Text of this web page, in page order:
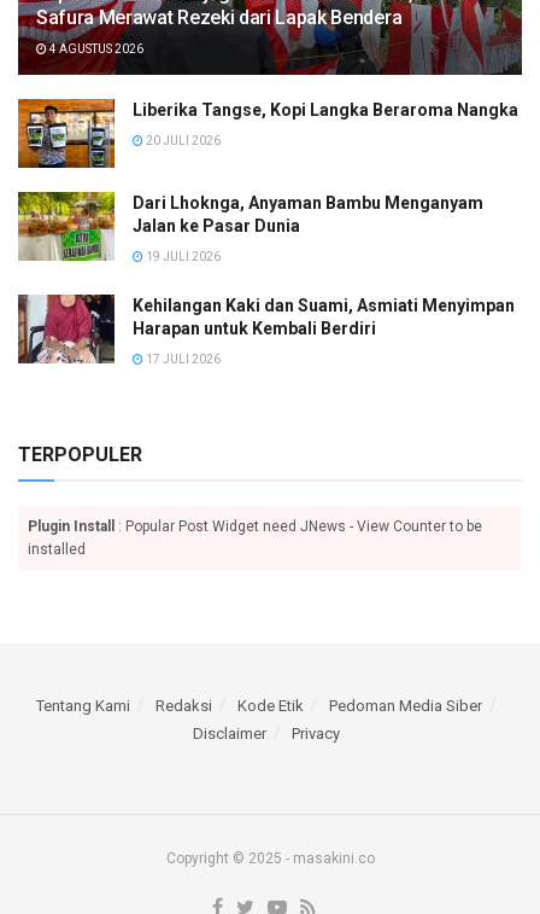
Safura Merawat Rezeki dari Lapak Bendera
4 AGUSTUS 2026
Liberika Tangse, Kopi Langka Beraroma Nangka
20 JULI 2026
Dari Lhoknga, Anyaman Bambu Menganyam
Jalan ke Pasar Dunia
19 JULI 2026
Kehilangan Kaki dan Suami, Asmiati Menyimpan
Harapan untuk Kembali Berdiri
17 JULI 2026
TERPOPULER
Plugin Install
: Popular Post Widget need JNews - View Counter to be
installed
Tentang Kami Redaksi Kode Etik
Pedoman Media Siber
Disclaimer
Privacy
Copyright © 2025 - masakini.co